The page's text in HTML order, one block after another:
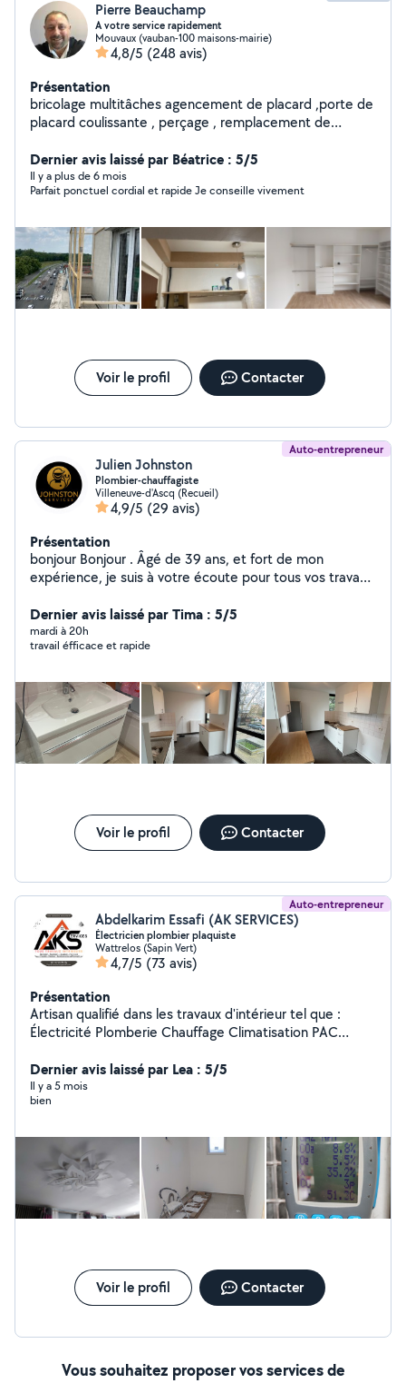
Pierre Beauchamp
A votre service rapidement
Mouvaux (vauban-100 maisons-mairie)
4,8/5 (248 avis)
Présentation
bricolage multitâches agencement de placard ,porte de
placard coulissante , perçage , remplacement de
dressing sur mesures ,création de carres potagers et
jardinières sur mesures etc ; soigneux et ponctuel pas
de peinture ni carrelage
Dernier avis laissé par Béatrice : 5/5
Il y a plus de 6 mois
Parfait ponctuel cordial et rapide Je conseille vivement
Voir le profil Contacter
Auto-entrepreneur
Julien Johnston
Plombier-chauffagiste
Villeneuve-d'Ascq (Recueil)
4,9/5 (29 avis)
Présentation
bonjour Bonjour . Âgé de 39 ans, et fort de mon
expérience, je suis à votre écoute pour tous vos travaux
petits bricolages ... disponible et réactif, si je peux vous
aider, je le ferais sans hésitation ...0**7()6*
(8**60**7**3//1!!5
Dernier avis laissé par Tima : 5/5
mardi à 20h
travail éfficace et rapide
Voir le profil Contacter
Auto-entrepreneur
Abdelkarim Essafi (AK SERVICES)
Électricien plombier plaquiste
Wattrelos (Sapin Vert)
4,7/5 (73 avis)
Présentation
Artisan qualifié dans les travaux d'intérieur tel que :
Électricité Plomberie Chauffage Climatisation PAC
enduits et finition Peinture. Je reste joignable N'hesitez
pas a me contacter directement
Dernier avis laissé par Lea : 5/5
Il y a 5 mois
bien
Voir le profil Contacter
Vous souhaitez proposer vos services de